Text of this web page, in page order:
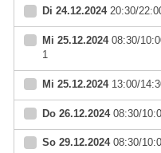
Di 24.12.202420:30/
Mi 25.12.202408:30/
1
Mi 25.12.202413:00/
Do 26.12.202408:30/
So 29.12.202408:30/